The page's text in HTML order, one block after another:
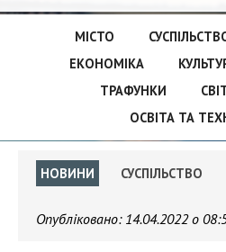
МІСТО
ЕКОНОМІКА
ТРАФУНКИ
ОСВІТА ТА
НОВИНИ СУСПІЛЬСТВО
Опубліковано: 14.04.2022 о